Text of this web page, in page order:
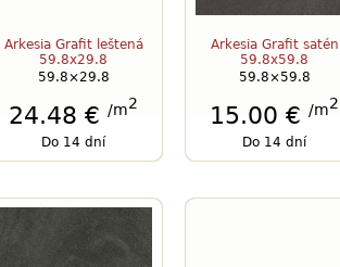
Arkesia Grafit leštená
59.8x29.8
59.8×29.8
24.48 € /m2
Do 14 dní
Arkesia Grafit satén
59.8x59.8
59.8×59.8
15.00 € /m2
Do 14 dní